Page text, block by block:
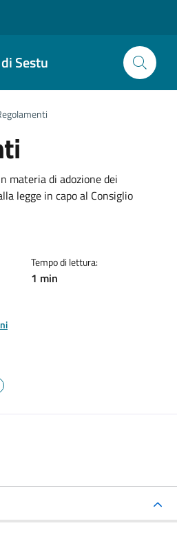
Sestu
notizia
materia di adozione dei
legge in capo al Consiglio
Tempo di lettura:
1 min